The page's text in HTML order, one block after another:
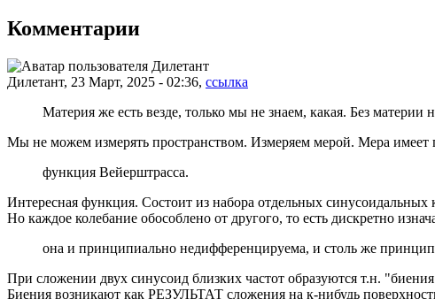
Комментарии
Дилетант, 23 Март, 2025 - 02:36, ссылка
Материя же есть везде, только мы не знаем, какая. Без материи
Мы не можем измерять пространством. Измеряем мерой. Мера имеет
функция Вейерштрасса.
Интересная функция. Состоит из набора отдельных
Но каждое колебание обособлено от другого, то есть дискретно
она и принципиально недифференцируема, и столь же
При сложении двух синусоид близких частот образуются т.н.
Биения возникают как РЕЗУЛЬТАТ сложения на к-нибудь